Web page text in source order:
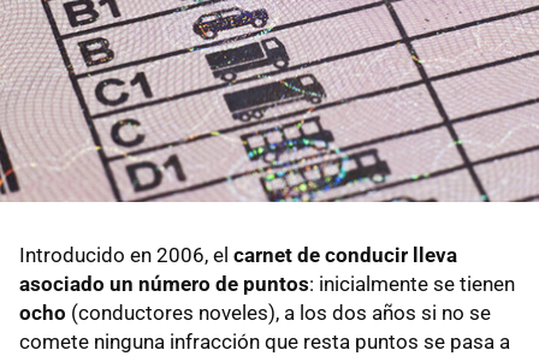
Introducido en 2006, el carnet de conducir lleva
asociado un número de puntos: inicialmente se tienen
ocho (conductores noveles), a los dos años si no se
comete ninguna infracción que resta puntos se pasa a